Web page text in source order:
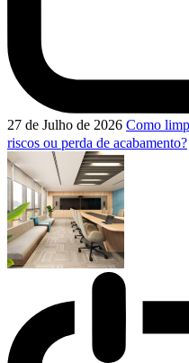
27 de Julho de 2026 Como
riscos ou perda de acabamento?